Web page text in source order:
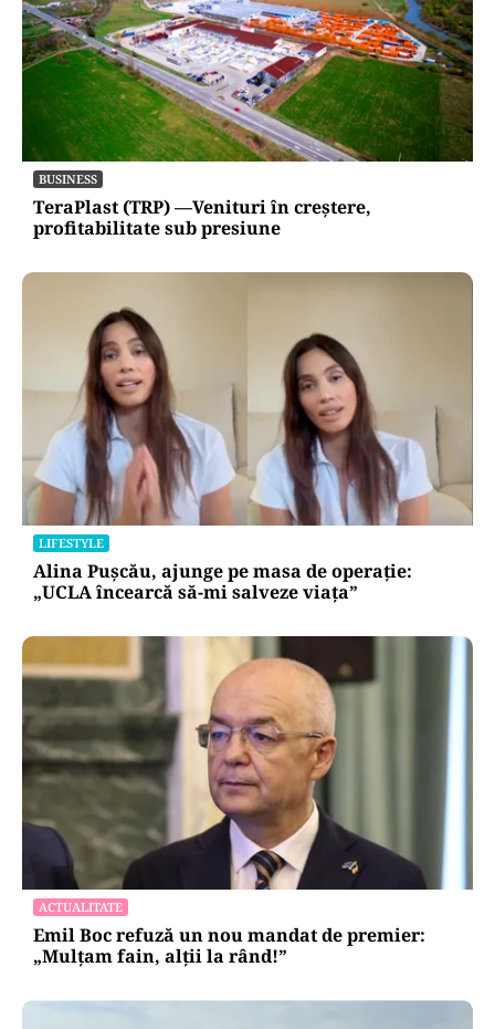
BUSINESS
TeraPlast (TRP) —Venituri în creștere,
profitabilitate sub presiune
LIFESTYLE
Alina Pușcău, ajunge pe masa de operație:
„UCLA încearcă să-mi salveze viața”
ACTUALITATE
Emil Boc refuză un nou mandat de premier:
„Mulțam fain, alții la rând!”